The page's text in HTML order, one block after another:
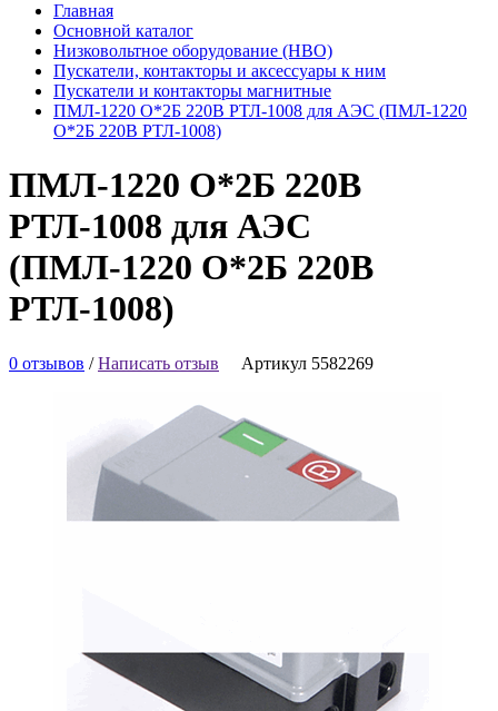
Главная
Основной каталог
Низковольтное оборудование (НВО)
Пускатели, контакторы и аксессуары к ним
Пускатели и контакторы магнитные
ПМЛ-1220 О*2Б 220В РТЛ-1008 для АЭС (ПМЛ-1220
О*2Б 220В РТЛ-1008)
ПМЛ-1220 О*2Б 220В
РТЛ-1008 для АЭС
(ПМЛ-1220 О*2Б 220В
РТЛ-1008)
0 отзывов /Написать отзыв Артикул 5582269